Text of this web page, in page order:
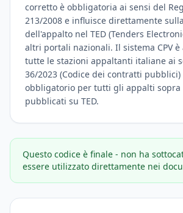
corretto è obbligatoria ai sensi del
213/2008 e influisce direttamente
dell'appalto nel TED (Tenders
altri portali nazionali. Il sistema CPV è
tutte le stazioni appaltanti italiane ai
36/2023 (Codice dei contratti pubblici)
obbligatorio per tutti gli appalti sopra
pubblicati su TED.
Questo codice è finale - non ha
essere utilizzato direttamente nei